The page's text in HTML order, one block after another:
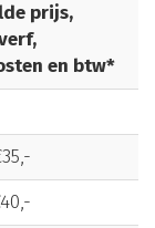
prijs,
en btw*